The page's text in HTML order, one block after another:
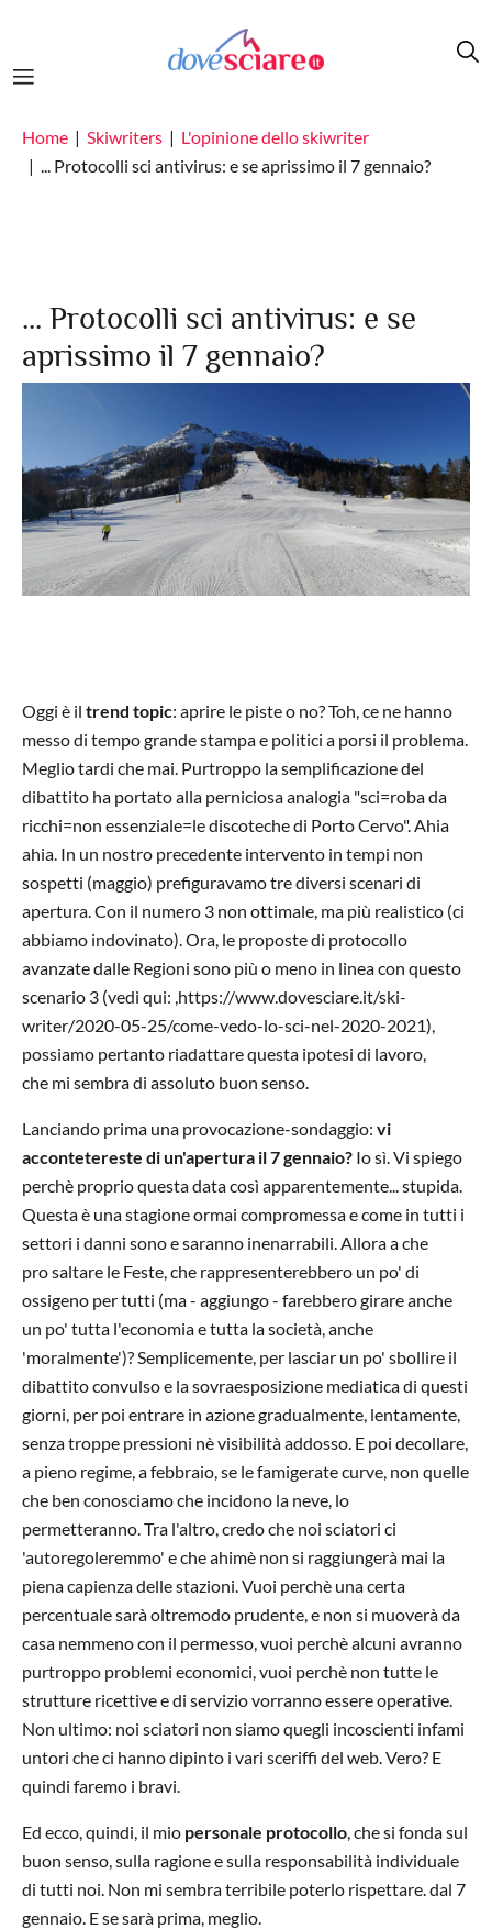
Home Skiwriters
L'opinione dello skiwriter
... Protocolli sci antivirus: e se aprissimo il 7 gennaio?
... Protocolli sci antivirus: e se
aprissimo il 7 gennaio?
Oggi è il trend topic: aprire le piste o no? Toh, ce ne hanno
messo di tempo grande stampa e politici a porsi il problema.
Meglio tardi che mai. Purtroppo la semplificazione del
dibattito ha portato alla perniciosa analogia "sci=roba da
ricchi=non essenziale=le discoteche di Porto Cervo". Ahia
ahia. In un nostro precedente intervento in tempi non
sospetti (maggio) prefiguravamo tre diversi scenari di
apertura. Con il numero 3 non ottimale, ma più realistico (ci
abbiamo indovinato). Ora, le proposte di protocollo
avanzate dalle Regioni sono più o meno in linea con questo
scenario 3 (vedi qui: ,https://www.dovesciare.it/ski-
writer/2020-05-25/come-vedo-lo-sci-nel-2020-2021),
possiamo pertanto riadattare questa ipotesi di lavoro,
che mi sembra di assoluto buon senso.
Lanciando prima una provocazione-sondaggio: vi
accontetereste di un'apertura il 7 gennaio? Io sì. Vi spiego
perchè proprio questa data così apparentemente... stupida.
Questa è una stagione ormai compromessa e come in tutti i
settori i danni sono e saranno inenarrabili. Allora a che
pro saltare le Feste, che rappresenterebbero un po' di
ossigeno per tutti (ma - aggiungo - farebbero girare anche
un po' tutta l'economia e tutta la società, anche
'moralmente')? Semplicemente, per lasciar un po' sbollire il
dibattito convulso e la sovraesposizione mediatica di questi
giorni, per poi entrare in azione gradualmente, lentamente,
senza troppe pressioni nè visibilità addosso. E poi decollare,
a pieno regime, a febbraio, se le famigerate curve, non quelle
che ben conosciamo che incidono la neve, lo
permetteranno. Tra l'altro, credo che noi sciatori ci
'autoregoleremmo' e che ahimè non si raggiungerà mai la
piena capienza delle stazioni. Vuoi perchè una certa
percentuale sarà oltremodo prudente, e non si muoverà da
casa nemmeno con il permesso, vuoi perchè alcuni avranno
purtroppo problemi economici, vuoi perchè non tutte le
strutture ricettive e di servizio vorranno essere operative.
Non ultimo: noi sciatori non siamo quegli incoscienti infami
untori che ci hanno dipinto i vari sceriffi del web. Vero? E
quindi faremo i bravi.
Ed ecco, quindi, il mio personale protocollo , che si fonda sul
buon senso, sulla ragione e sulla responsabilità individuale
di tutti noi. Non mi sembra terribile poterlo rispettare. dal 7
gennaio. E se sarà prima, meglio.